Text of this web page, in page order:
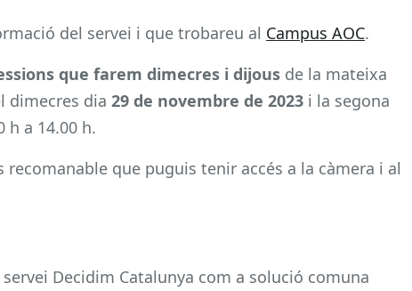
del servei i que trobareu al Campus AOC.
que farem dimecres i dijous de la mateixa
dimecres dia 29 de novembre de 2023 i la segona
h a 14.00 h.
recomanable que puguis tenir accés a la càmera i al
Decidim Catalunya com a solució comuna